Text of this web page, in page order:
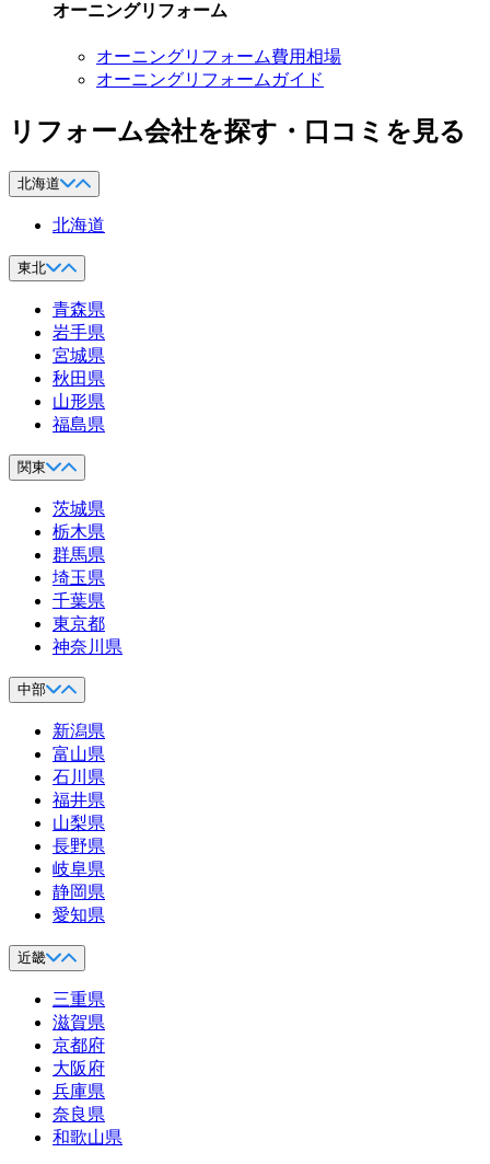
オーニングリフォーム
オーニングリフォーム費用相場
オーニングリフォームガイド
リフォーム会社を探す・口コミを見る
北海道
北海道
東北
青森県
岩手県
宮城県
秋田県
山形県
福島県
関東
茨城県
栃木県
群馬県
埼玉県
千葉県
東京都
神奈川県
中部
新潟県
富山県
石川県
福井県
山梨県
長野県
岐阜県
静岡県
愛知県
近畿
三重県
滋賀県
京都府
大阪府
兵庫県
奈良県
和歌山県